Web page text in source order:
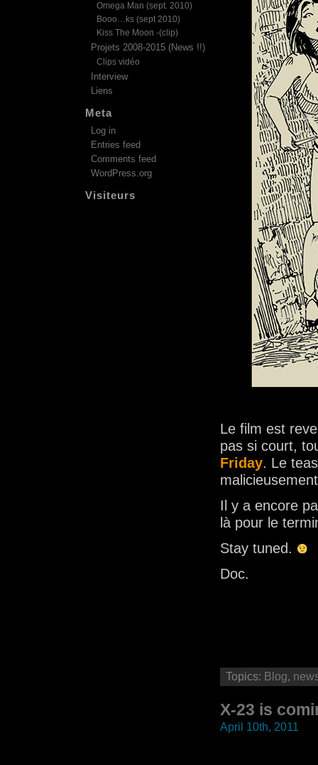
Le film est
pas si court,
Friday. Le
Il y a encore
là pour le
Stay tuned.
Doc.
Topics: Blog,
X-23 is
April 10th, 2011
Omega Man (sept. 2010)
Booo…ks (sept 2010)
Kiss The Moon -(clip)
Projets 2008-2015 (News !!)
Clips vidéo
Interview
Liens
Meta
Log in
Entries feed
Comments feed
WordPress.org
Visiteurs